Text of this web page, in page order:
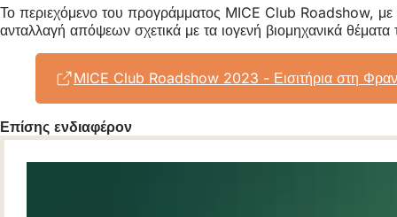
Το περιεχόμενο του προγράμματος MICE Club Roadshow, με
ανταλλαγή απόψεων σχετικά με τα ιογενή βιομηχανικά
MICE Club Roadshow 2023 - Εισιτήρια στη
Επίσης ενδιαφέρον